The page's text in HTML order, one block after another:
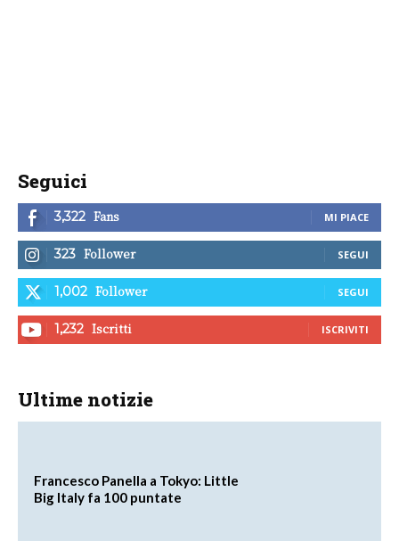
Seguici
3,322 Fans MI PIACE
323 Follower SEGUI
1,002 Follower SEGUI
1,232 Iscritti ISCRIVITI
Ultime notizie
Francesco Panella a Tokyo: Little
Big Italy fa 100 puntate